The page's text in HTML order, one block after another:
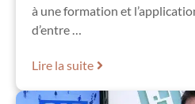
à une formation et
d’entre …
Lire la suite